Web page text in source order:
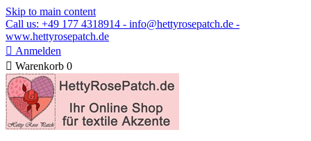
Skip to main content
Call us: +49 177 4318914 - info@hettyrosepatch.de -
www.hettyrosepatch.de
 Anmelden
 Warenkorb 0